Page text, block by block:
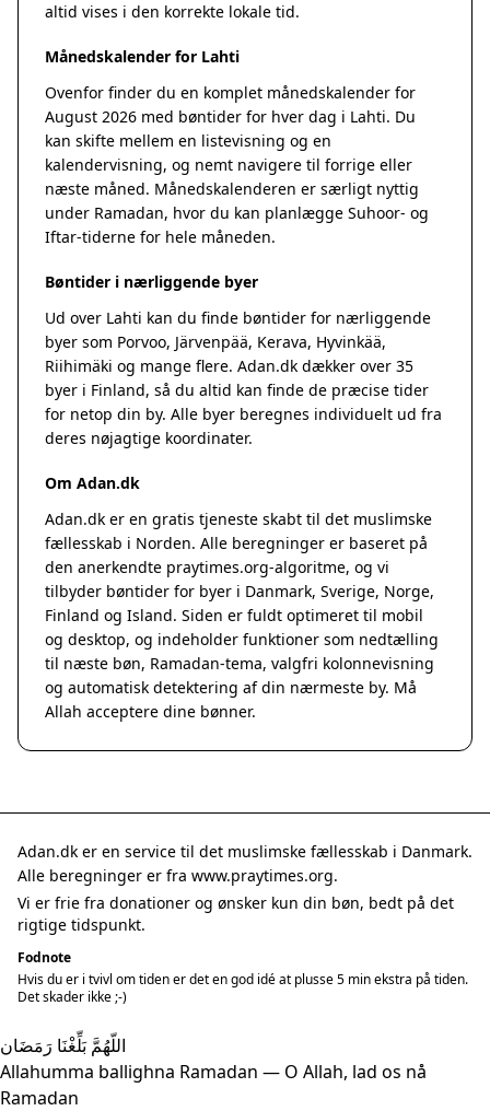
altid vises i den korrekte lokale tid.
Månedskalender for Lahti
Ovenfor finder du en komplet månedskalender for
August 2026 med bøntider for hver dag i Lahti. Du
kan skifte mellem en listevisning og en
kalendervisning, og nemt navigere til forrige eller
næste måned. Månedskalenderen er særligt nyttig
under Ramadan, hvor du kan planlægge Suhoor- og
Iftar-tiderne for hele måneden.
Bøntider i nærliggende byer
Ud over Lahti kan du finde bøntider for nærliggende
byer som Porvoo, Järvenpää, Kerava, Hyvinkää,
Riihimäki og mange flere. Adan.dk dækker over 35
byer i Finland, så du altid kan finde de præcise tider
for netop din by. Alle byer beregnes individuelt ud fra
deres nøjagtige koordinater.
Om Adan.dk
Adan.dk er en gratis tjeneste skabt til det muslimske
fællesskab i Norden. Alle beregninger er baseret på
den anerkendte praytimes.org-algoritme, og vi
tilbyder bøntider for byer i Danmark, Sverige, Norge,
Finland og Island. Siden er fuldt optimeret til mobil
og desktop, og indeholder funktioner som nedtælling
til næste bøn, Ramadan-tema, valgfri kolonnevisning
og automatisk detektering af din nærmeste by. Må
Allah acceptere dine bønner.
Adan.dk er en service til det muslimske fællesskab i Danmark.
Alle beregninger er fra www.praytimes.org.
Vi er frie fra donationer og ønsker kun din bøn, bedt på det
rigtige tidspunkt.
Fodnote
Hvis du er i tvivl om tiden er det en god idé at plusse 5 min ekstra på tiden.
Det skader ikke ;-)
اللّهُمَّ بَلِّغْنَا رَمَضَان
Allahumma ballighna Ramadan — O Allah, lad os nå
Ramadan